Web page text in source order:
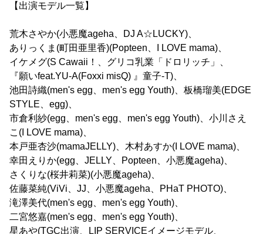
【出演モデル一覧】
荒木さやか(小悪魔ageha、DJ A☆LUCKY)、
ありっくま(町田亜里香)(Popteen、I LOVE mama)、
イケメグ(S Cawaii！、グリコ乳業「ドロリッチ」、
『願いfeat.YU-A(Foxxi misQ) 』童子-T)、
池田詩織(men's egg、men's egg Youth)、板橋瑠美(EDGE
STYLE、egg)、
市倉利紗(egg、men's egg、men's egg Youth)、小川さえ
こ(I LOVE mama)、
本戸亜杏沙(mamaJELLY)、木村あすか(I LOVE mama)、
幸田えりか(egg、JELLY、Popteen、小悪魔ageha)、
さくりな(桜井莉菜)(小悪魔ageha)、
佐藤菜純(ViVi、JJ、小悪魔ageha、PHaT PHOTO)、
滝澤美代(men's egg、men's egg Youth)、
二宮悠嘉(men's egg、men's egg Youth)、
星あや(TGC出演、LIP SERVICEイメージモデル、